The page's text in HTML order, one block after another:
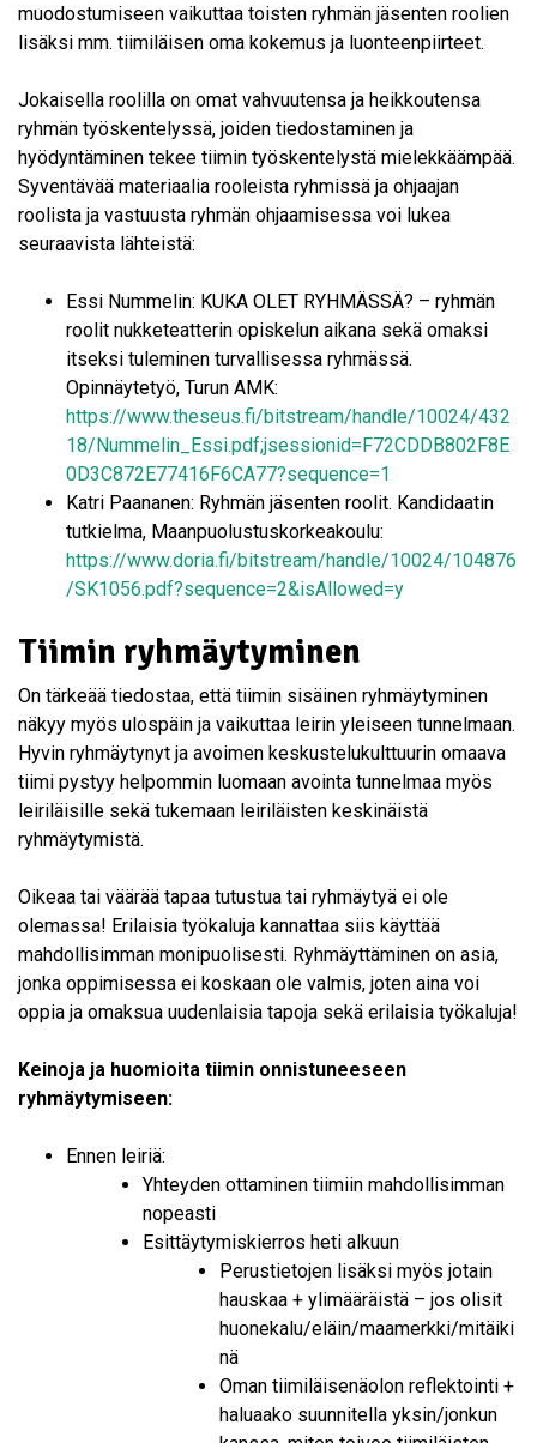
muodostumiseen vaikuttaa toisten ryhmän jäsenten roolien
lisäksi mm. tiimiläisen oma kokemus ja luonteenpiirteet.
Jokaisella roolilla on omat vahvuutensa ja heikkoutensa
ryhmän työskentelyssä, joiden tiedostaminen ja
hyödyntäminen tekee tiimin työskentelystä mielekkäämpää.
Syventävää materiaalia rooleista ryhmissä ja ohjaajan
roolista ja vastuusta ryhmän ohjaamisessa voi lukea
seuraavista lähteistä:
Essi Nummelin: KUKA OLET RYHMÄSSÄ? – ryhmän
roolit nukketeatterin opiskelun aikana sekä omaksi
itseksi tuleminen turvallisessa ryhmässä.
Opinnäytetyö, Turun AMK:
https://www.theseus.fi/bitstream/handle/10024/432
18/Nummelin_Essi.pdf;jsessionid=F72CDDB802F8E
0D3C872E77416F6CA77?sequence=1
Katri Paananen: Ryhmän jäsenten roolit. Kandidaatin
tutkielma, Maanpuolustuskorkeakoulu:
https://www.doria.fi/bitstream/handle/10024/104876
/SK1056.pdf?sequence=2&isAllowed=y
Tiimin ryhmäytyminen
On tärkeää tiedostaa, että tiimin sisäinen ryhmäytyminen
näkyy myös ulospäin ja vaikuttaa leirin yleiseen tunnelmaan.
Hyvin ryhmäytynyt ja avoimen keskustelukulttuurin omaava
tiimi pystyy helpommin luomaan avointa tunnelmaa myös
leiriläisille sekä tukemaan leiriläisten keskinäistä
ryhmäytymistä.
Oikeaa tai väärää tapaa tutustua tai ryhmäytyä ei ole
olemassa! Erilaisia työkaluja kannattaa siis käyttää
mahdollisimman monipuolisesti. Ryhmäyttäminen on asia,
jonka oppimisessa ei koskaan ole valmis, joten aina voi
oppia ja omaksua uudenlaisia tapoja sekä erilaisia työkaluja!
Keinoja ja huomioita tiimin onnistuneeseen
ryhmäytymiseen:
Ennen leiriä:
Yhteyden ottaminen tiimiin mahdollisimman
nopeasti
Esittäytymiskierros heti alkuun
Perustietojen lisäksi myös jotain
hauskaa + ylimääräistä – jos olisit
huonekalu/eläin/maamerkki/mitäiki
nä
Oman tiimiläisenäolon reflektointi +
haluaako suunnitella yksin/jonkun